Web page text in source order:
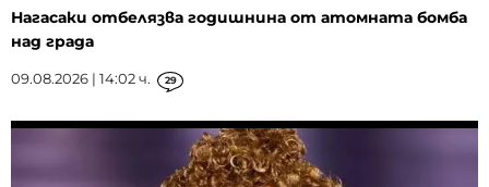
Нагасаки отбелязва годишнина от атомната бомба
над града
09.08.2026 | 14:02 ч. 29